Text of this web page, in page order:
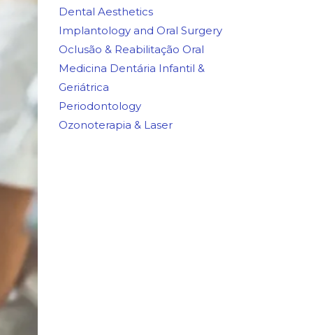
Dental Aesthetics
Implantology and Oral Surgery
Oclusão & Reabilitação Oral
Medicina Dentária Infantil &
Geriátrica
Periodontology
Ozonoterapia & Laser